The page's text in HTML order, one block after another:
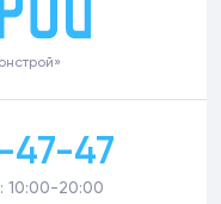
47-47
10:00-20:00